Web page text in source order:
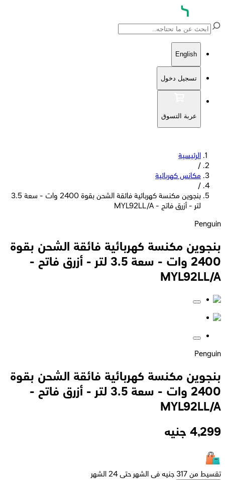
English
تسجيل دخول
عربة التسوق
الرئيسية
/
مكانس كهربائية
/
بنجوين مكنسة كهربائية فائقة الشحن بقوة 2400 وات - سعة 3.5
لتر - أزرق فاتح - MYL92LL/A
Penguin
بنجوين مكنسة كهربائية فائقة الشحن بقوة
2400 وات - سعة 3.5 لتر - أزرق فاتح -
MYL92LL/A
Penguin
بنجوين مكنسة كهربائية فائقة الشحن بقوة
2400 وات - سعة 3.5 لتر - أزرق فاتح -
MYL92LL/A
4,299 جنيه
تقسيط من 317 جنيه فى الشهر حتى 24 الشهر